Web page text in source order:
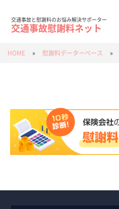
交通事故と慰謝料のお悩み解決サポーター
交通事故慰謝料ネット
HOME » 慰謝料データーベース »